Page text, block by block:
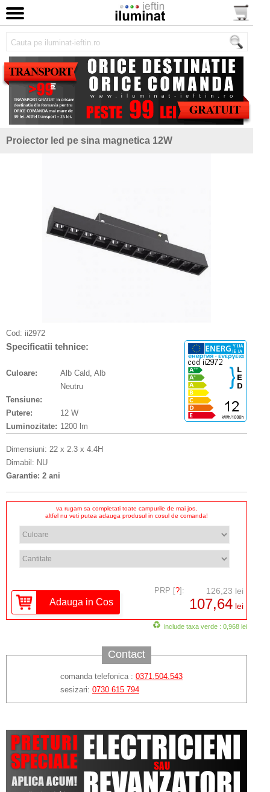
Proiector led pe sina magnetica 12W
Cod: ii2972
Specificatii tehnice:
Culoare:
Alb Cald, Alb
Neutru
Tensiune:
Putere:
12 W
Luminozitate: 1200 lm
Dimensiuni: 22 x 2.3 x 4.4H
Dimabil: NU
Garantie: 2 ani
va rugam sa completati toate campurile de mai jos,
altfel nu veti putea adauga produsul in cosul de comanda!
PRP [?]: 126,23 lei
107,64 lei
include taxa verde : 0,968 lei
Contact
comanda telefonica : 0371.504.543
sesizari: 0730 615 794